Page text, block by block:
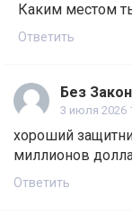
Каким местом
Ответить
Без
3 июля 2026
хороший
миллионов
Ответить